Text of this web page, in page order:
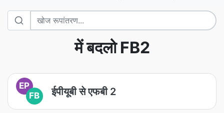
में बदलो FB2
EP
FB
ईपीयूबी से एफबी 2